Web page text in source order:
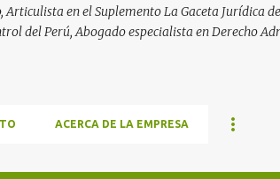
en el Suplemento La Gaceta Jurídica
del Perú, Abogado especialista en Derecho
ACERCA DE LA EMPRESA